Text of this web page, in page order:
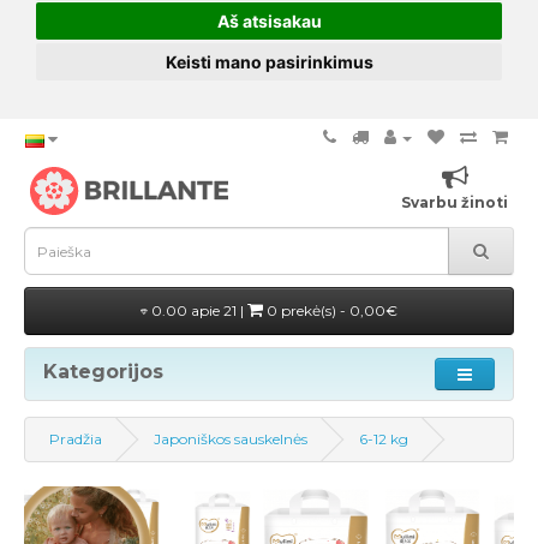
Aš atsisakau
Keisti mano pasirinkimus
Svarbu žinoti
0.00 apie 21 | 0 prekė(s) - 0,00€
Kategorijos
Pradžia Japoniškos sauskelnės 6-12 kg